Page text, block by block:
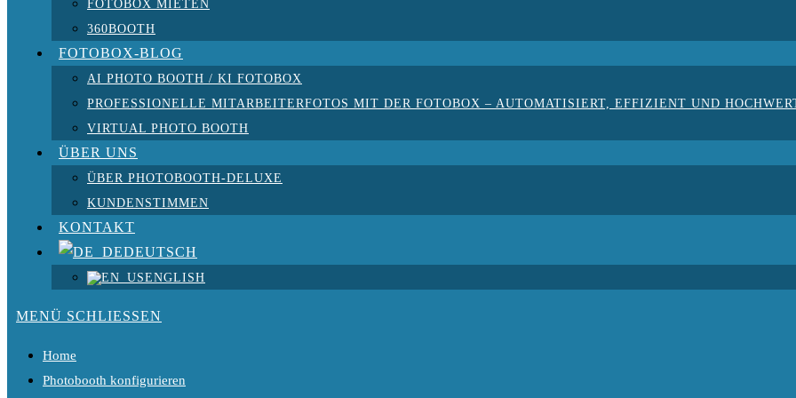
FOTOBOX MIETEN
360BOOTH
FOTOBOX-BLOG
AI PHOTO BOOTH / KI FOTOBOX
PROFESSIONELLE MITARBEITERFOTOS MIT DER FOTOBOX – AUTOMATISIERT, EFFIZIENT UND
VIRTUAL PHOTO BOOTH
ÜBER UNS
ÜBER PHOTOBOOTH-DELUXE
KUNDENSTIMMEN
KONTAKT
DEUTSCH
ENGLISH
MENÜ SCHLIESSEN
Home
Photobooth konfigurieren